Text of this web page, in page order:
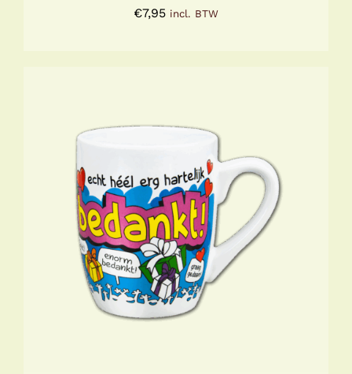
€7,95 incl. BTW
TOEVOEGEN AAN WINKELWAGEN
/
DETAILS